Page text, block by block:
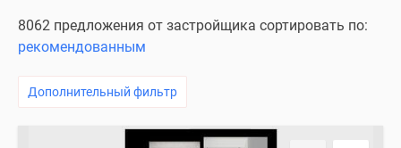
8062 предложения от застройщика сортировать по:
рекомендованным
Дополнительный фильтр